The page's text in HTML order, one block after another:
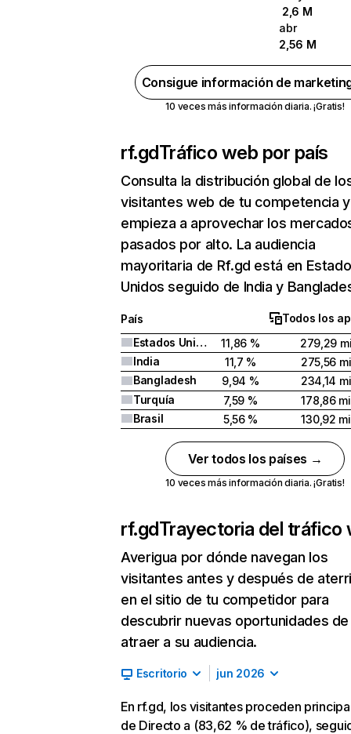
2,6 M
abr
2,56 M
Consigue información de
10 veces más información diaria. ¡Gratis!
rf.gdTráfico web por país
Consulta la distribución global de
visitantes web de tu competencia y
empieza a aprovechar los
pasados por alto. La audiencia
mayoritaria de Rf.gd está en
Unidos seguido de India y
País
Todos los
Estados Unidos
11,86 %
279,29
India
11,7 %
275,56
Bangladesh
9,94 %
234,14
Turquía
7,59 %
178,86
Brasil
5,56 % 130,92
Ver todos los países →
10 veces más información diaria. ¡Gratis!
rf.gdTrayectoria del tráfico
Averigua por dónde navegan los
visitantes antes y después de
en el sitio de tu competidor para
descubrir nuevas oportunidades de
atraer a su audiencia.
Escritorio jun 2026
En rf.gd, los visitantes proceden
de Directo a (83,62 % de tráfico),